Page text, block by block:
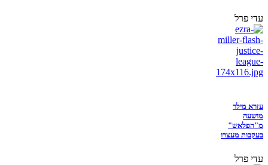
עדי פרל
עזרא מילר
מושעה
מ"הפלאש"
בעקבות מעצרו
עדי פרל